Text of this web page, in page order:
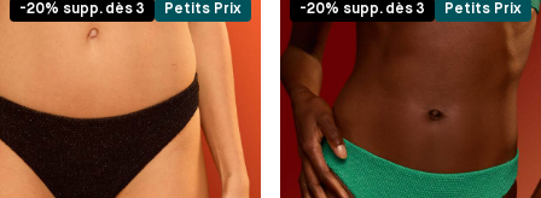
-20% supp. dès 3 Petits Prix -20% supp. dès 3 Petits Prix